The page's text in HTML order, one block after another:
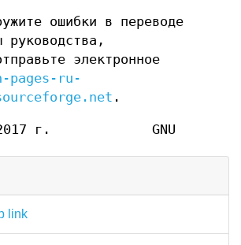
link
ошибки в переводе
руководства,
электронное
pages-ru-
.
г. GNU